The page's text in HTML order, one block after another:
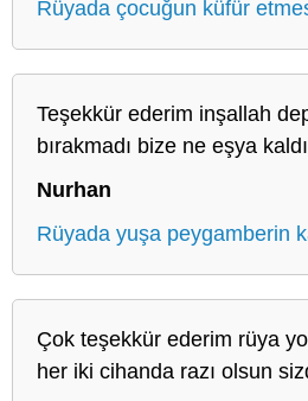
Rüyada çocuğun küfür
Teşekkür ederim inşallah
bırakmadı bize ne eşya
Nurhan
Rüyada yuşa peygamberin
Çok teşekkür ederim rüya
her iki cihanda razı olsun